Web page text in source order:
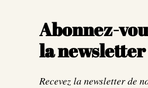
Abonnez-
la newsletter
Recevez la newsletter de